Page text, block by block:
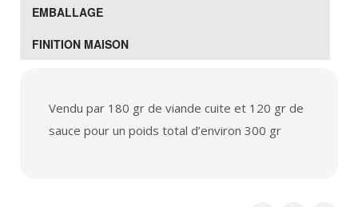
EMBALLAGE
FINITION MAISON
Vendu par 180 gr de viande cuite et 120 gr de
sauce pour un poids total d’environ 300 gr